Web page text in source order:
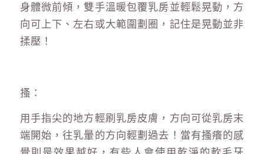
身體微前傾，雙手溫暖包覆乳房並輕鬆晃動，方
向可上下、左右或大範圍劃圈，記住是晃動並非
揉壓！
搔：
用手指尖的地方輕刷乳房皮膚，方向可從乳房末
端開始，往乳暈的方向輕劃過去！當有搔癢的感